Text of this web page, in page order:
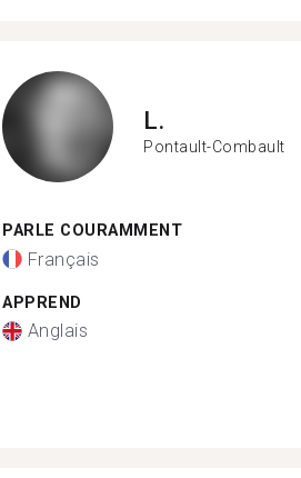
L.
Pontault-Combault
PARLE COURAMMENT
Français
APPREND
Anglais